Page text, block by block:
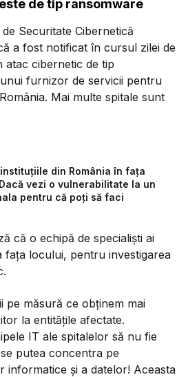
de tip ransomware
Securitate Cibernetică
a fost notificat în cursul zilei de
atac cibernetic de tip
furnizor de servicii pentru
Mai multe spitale sunt
din România în fața
vezi o vulnerabilitate la un
pentru că poți să faci
că o echipă de specialiști ai
fața locului, pentru investigarea
pe măsură ce obținem mai
la entitățile afectate.
IT ale spitalelor să nu fie
putea concentra pe
informatice și a datelor! Aceasta